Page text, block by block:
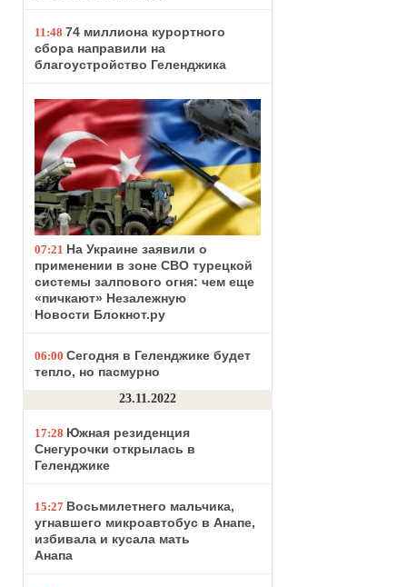
11:48 74 миллиона курортного
сбора направили на
благоустройство Геленджика
07:21 На Украине заявили о
применении в зоне СВО турецкой
системы залпового огня: чем еще
«пичкают» Незалежную
Новости Блокнот.ру
06:00 Сегодня в Геленджике будет
тепло, но пасмурно
23.11.2022
17:28 Южная резиденция
Снегурочки открылась в
Геленджике
15:27 Восьмилетнего мальчика,
угнавшего микроавтобус в Анапе,
избивала и кусала мать
Анапа